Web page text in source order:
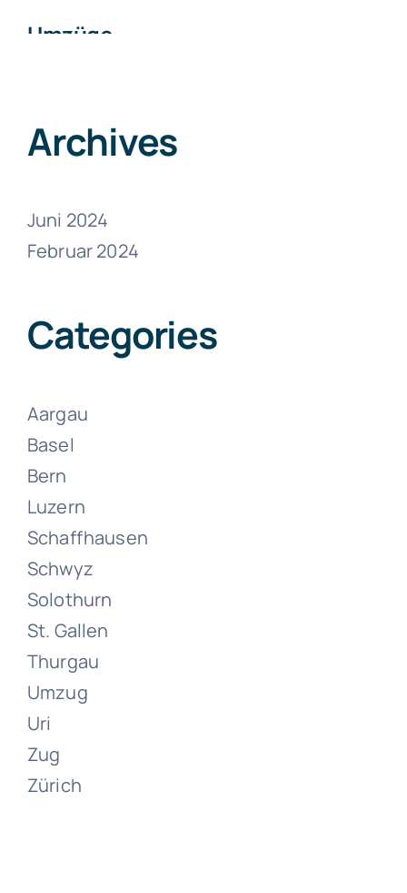
Umzüge
Zollikon
Umzüge
Zürich
Juni 13, 2024
Umzüge
Archives
Juni 2024
Februar 2024
Categories
Aargau
Basel
Bern
Luzern
Schaffhausen
Schwyz
Solothurn
St. Gallen
Thurgau
Umzug
Uri
Zug
Zürich